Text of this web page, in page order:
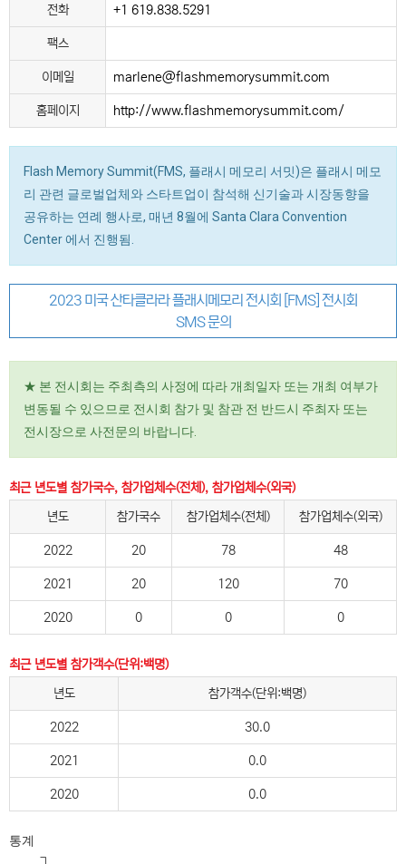
전화 +1 619.838.5291
팩스
이메일 marlene@flashmemorysummit.com
홈페이지 http://www.flashmemorysummit.com/
Flash Memory Summit(FMS, 플래시 메모리 서밋)은 플래시 메모
리 관련 글로벌업체와 스타트업이 참석해 신기술과 시장동향을
공유하는 연례 행사로, 매년 8월에 Santa Clara Convention
Center 에서 진행됨.
2023 미국 산타클라라 플래시메모리 전시회 [FMS] 전시회
SMS 문의
★ 본 전시회는 주최측의 사정에 따라 개최일자 또는 개최 여부가
변동될 수 있으므로 전시회 참가 및 참관 전 반드시 주최자 또는
전시장으로 사전문의 바랍니다.
최근 년도별 참가국수, 참가업체수(전체), 참가업체수(외국)
년도
참가국수 참가업체수(전체) 참가업체수(외국)
2022 20 78 48
2021 20 120 70
2020 0 0 0
최근 년도별 참가객수(단위:백명)
년도
참가객수(단위:백명)
2022 30.0
2021 0.0
2020 0.0
통계